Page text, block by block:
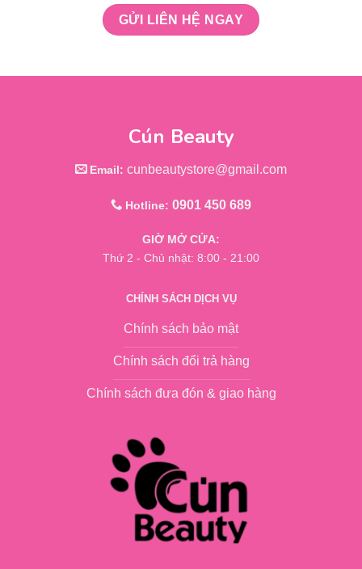
Cún Beauty
Email: cunbeautystore@gmail.com
Hotline: 0901 450 689
GIỜ MỞ CỬA:
Thứ 2 - Chủ nhật: 8:00 - 21:00
CHÍNH SÁCH DỊCH VỤ
Chính sách bảo mật
Chính sách đổi trả hàng
Chính sách đưa đón & giao hàng